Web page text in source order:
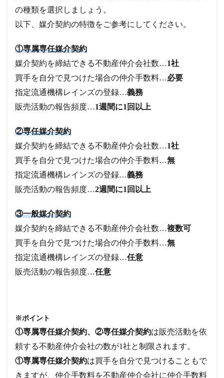
の種類を選択しましょう。
以下、媒介契約の特徴をご参考にしてください。
①専属専任媒介契約
媒介契約を締結できる不動産仲介会社数…1社
買手を自分で見つけた場合の仲介手数料…必要
指定流通機構レインズの登録…義務
販売活動の報告頻度…1週間に1回以上
②専任媒介契約
媒介契約を締結できる不動産仲介会社数…1社
買手を自分で見つけた場合の仲介手数料…無
指定流通機構レインズの登録…義務
販売活動の報告頻度…2週間に1回以上
③一般媒介契約
媒介契約を締結できる不動産仲介会社数…複数可
買手を自分で見つけた場合の仲介手数料…無
指定流通機構レインズの登録…任意
販売活動の報告頻度…任意
※ポイント
①専属専任媒介契約、②専任媒介契約は販売活動を依
頼する不動産仲介会社の数が1社と制限されます。
①専属専任媒介契約は買手を自分で見つけることもで
きますが、仲介手数料を不動産仲介会社に仲介手数料